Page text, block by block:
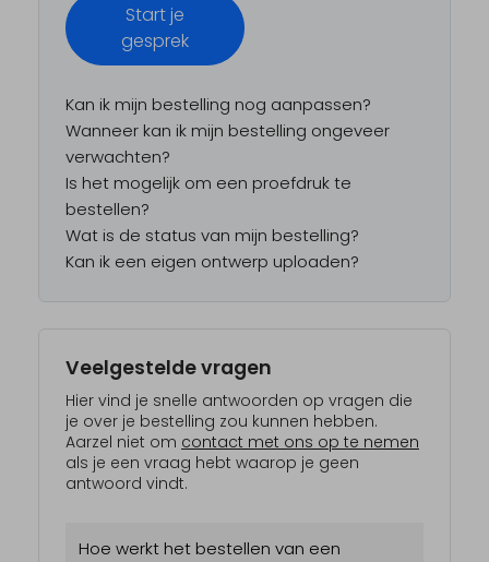
Start je
gesprek
Kan ik mijn bestelling nog aanpassen?
Wanneer kan ik mijn bestelling ongeveer
verwachten?
Is het mogelijk om een proefdruk te
bestellen?
Wat is de status van mijn bestelling?
Kan ik een eigen ontwerp uploaden?
Veelgestelde vragen
Hier vind je snelle antwoorden op vragen die
je over je bestelling zou kunnen hebben.
Aarzel niet om contact met ons op te nemen
als je een vraag hebt waarop je geen
antwoord vindt.
Hoe werkt het bestellen van een